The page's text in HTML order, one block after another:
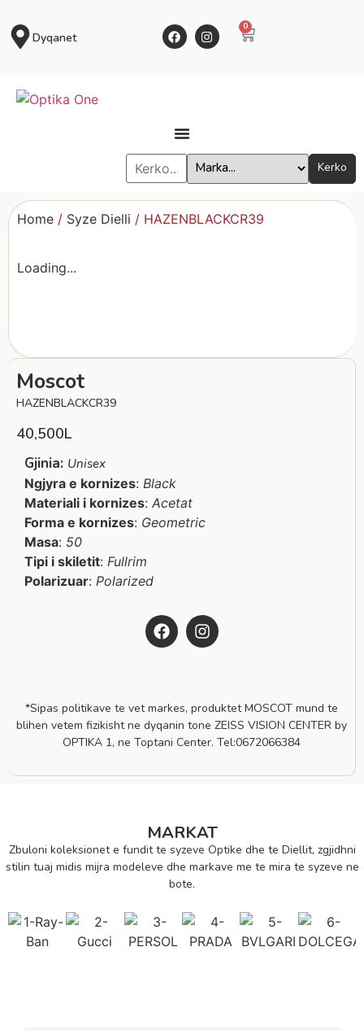
Dyqanet
0
Kerko
Home / Syze Dielli / HAZENBLACKCR39
Loading...
Moscot
HAZENBLACKCR39
40,500L
Gjinia: Unisex
Ngjyra e kornizes: Black
Materiali i kornizes: Acetat
Forma e kornizes: Geometric
Masa: 50
Tipi i skiletit: Fullrim
Polarizuar: Polarized
*Sipas politikave te vet markes, produktet MOSCOT mund te
blihen vetem fizikisht ne dyqanin tone ZEISS VISION CENTER by
OPTIKA 1, ne Toptani Center. Tel:0672066384
MARKAT
Zbuloni koleksionet e fundit te syzeve Optike dhe te Diellit, zgjidhni
stilin tuaj midis mijra modeleve dhe markave me te mira te syzeve ne
bote.